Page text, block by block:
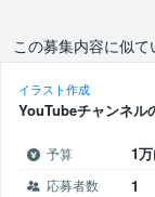
この募集内容に似て
イラスト作成
YouTubeチャンネル
予算 1万
応募者数 1